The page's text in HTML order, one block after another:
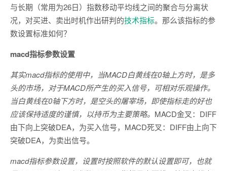
与长期（常用为26日）指数移动平均线之间的聚合与分离状
况，对买进、卖出时机作出研判的技术指标。那么该指标的参
数设置标准如何？
macd指标参数设置
其实macd指标的使用中，当MACD白黄线在0轴上方时，是多
头的市场，对于MACD所产生的买入信号，可相对乐观操作。
当白黄线在0轴下方时，是空头的屠宰场，即使指标走的好也
应该保持适度的谨慎，以持币为主要策略。 MACD金叉：DIFF
由下向上突破DEA，为买入信号，MACD死叉：DIFF由上向下
突破DEA，为卖出信号。
macd指标参数设置，设置时按照软件的默认设置即可，也就